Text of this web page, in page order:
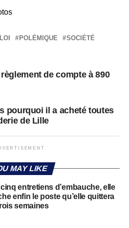
POLÉMIQUE
SOCIÉTÉ
de compte à 890
pourquoi il a acheté toutes
de Lille
MAY LIKE
entretiens d’embauche, elle
enfin le poste qu’elle quittera
semaines